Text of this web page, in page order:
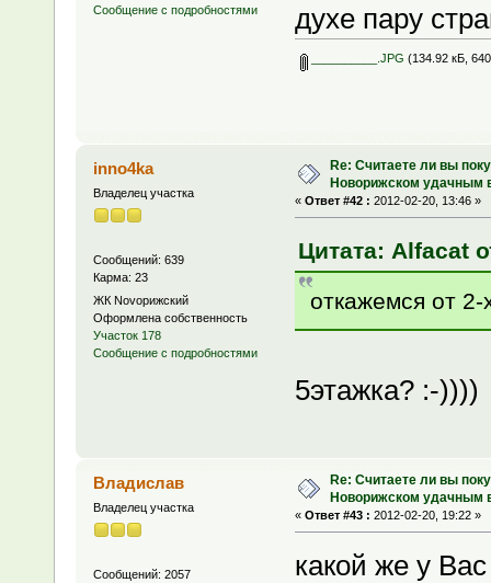
Сообщение с подробностями
духе пару
__________.JPG (134.92 кБ,
inno4ka
Владелец участка
Сообщений: 639
Карма: 23
ЖК Novoрижский
Оформлена собственность
Участок 178
Сообщение с подробностями
Re: Считаете ли вы
Новорижском удачным
« Ответ #42 : 2012-02-20, 13:46 »
Цитата: Alfacat
откажемся от 2-
5этажка? :-))))
Владислав
Владелец участка
Сообщений: 2057
Re: Считаете ли вы
Новорижском удачным
« Ответ #43 : 2012-02-20, 19:22 »
какой же у